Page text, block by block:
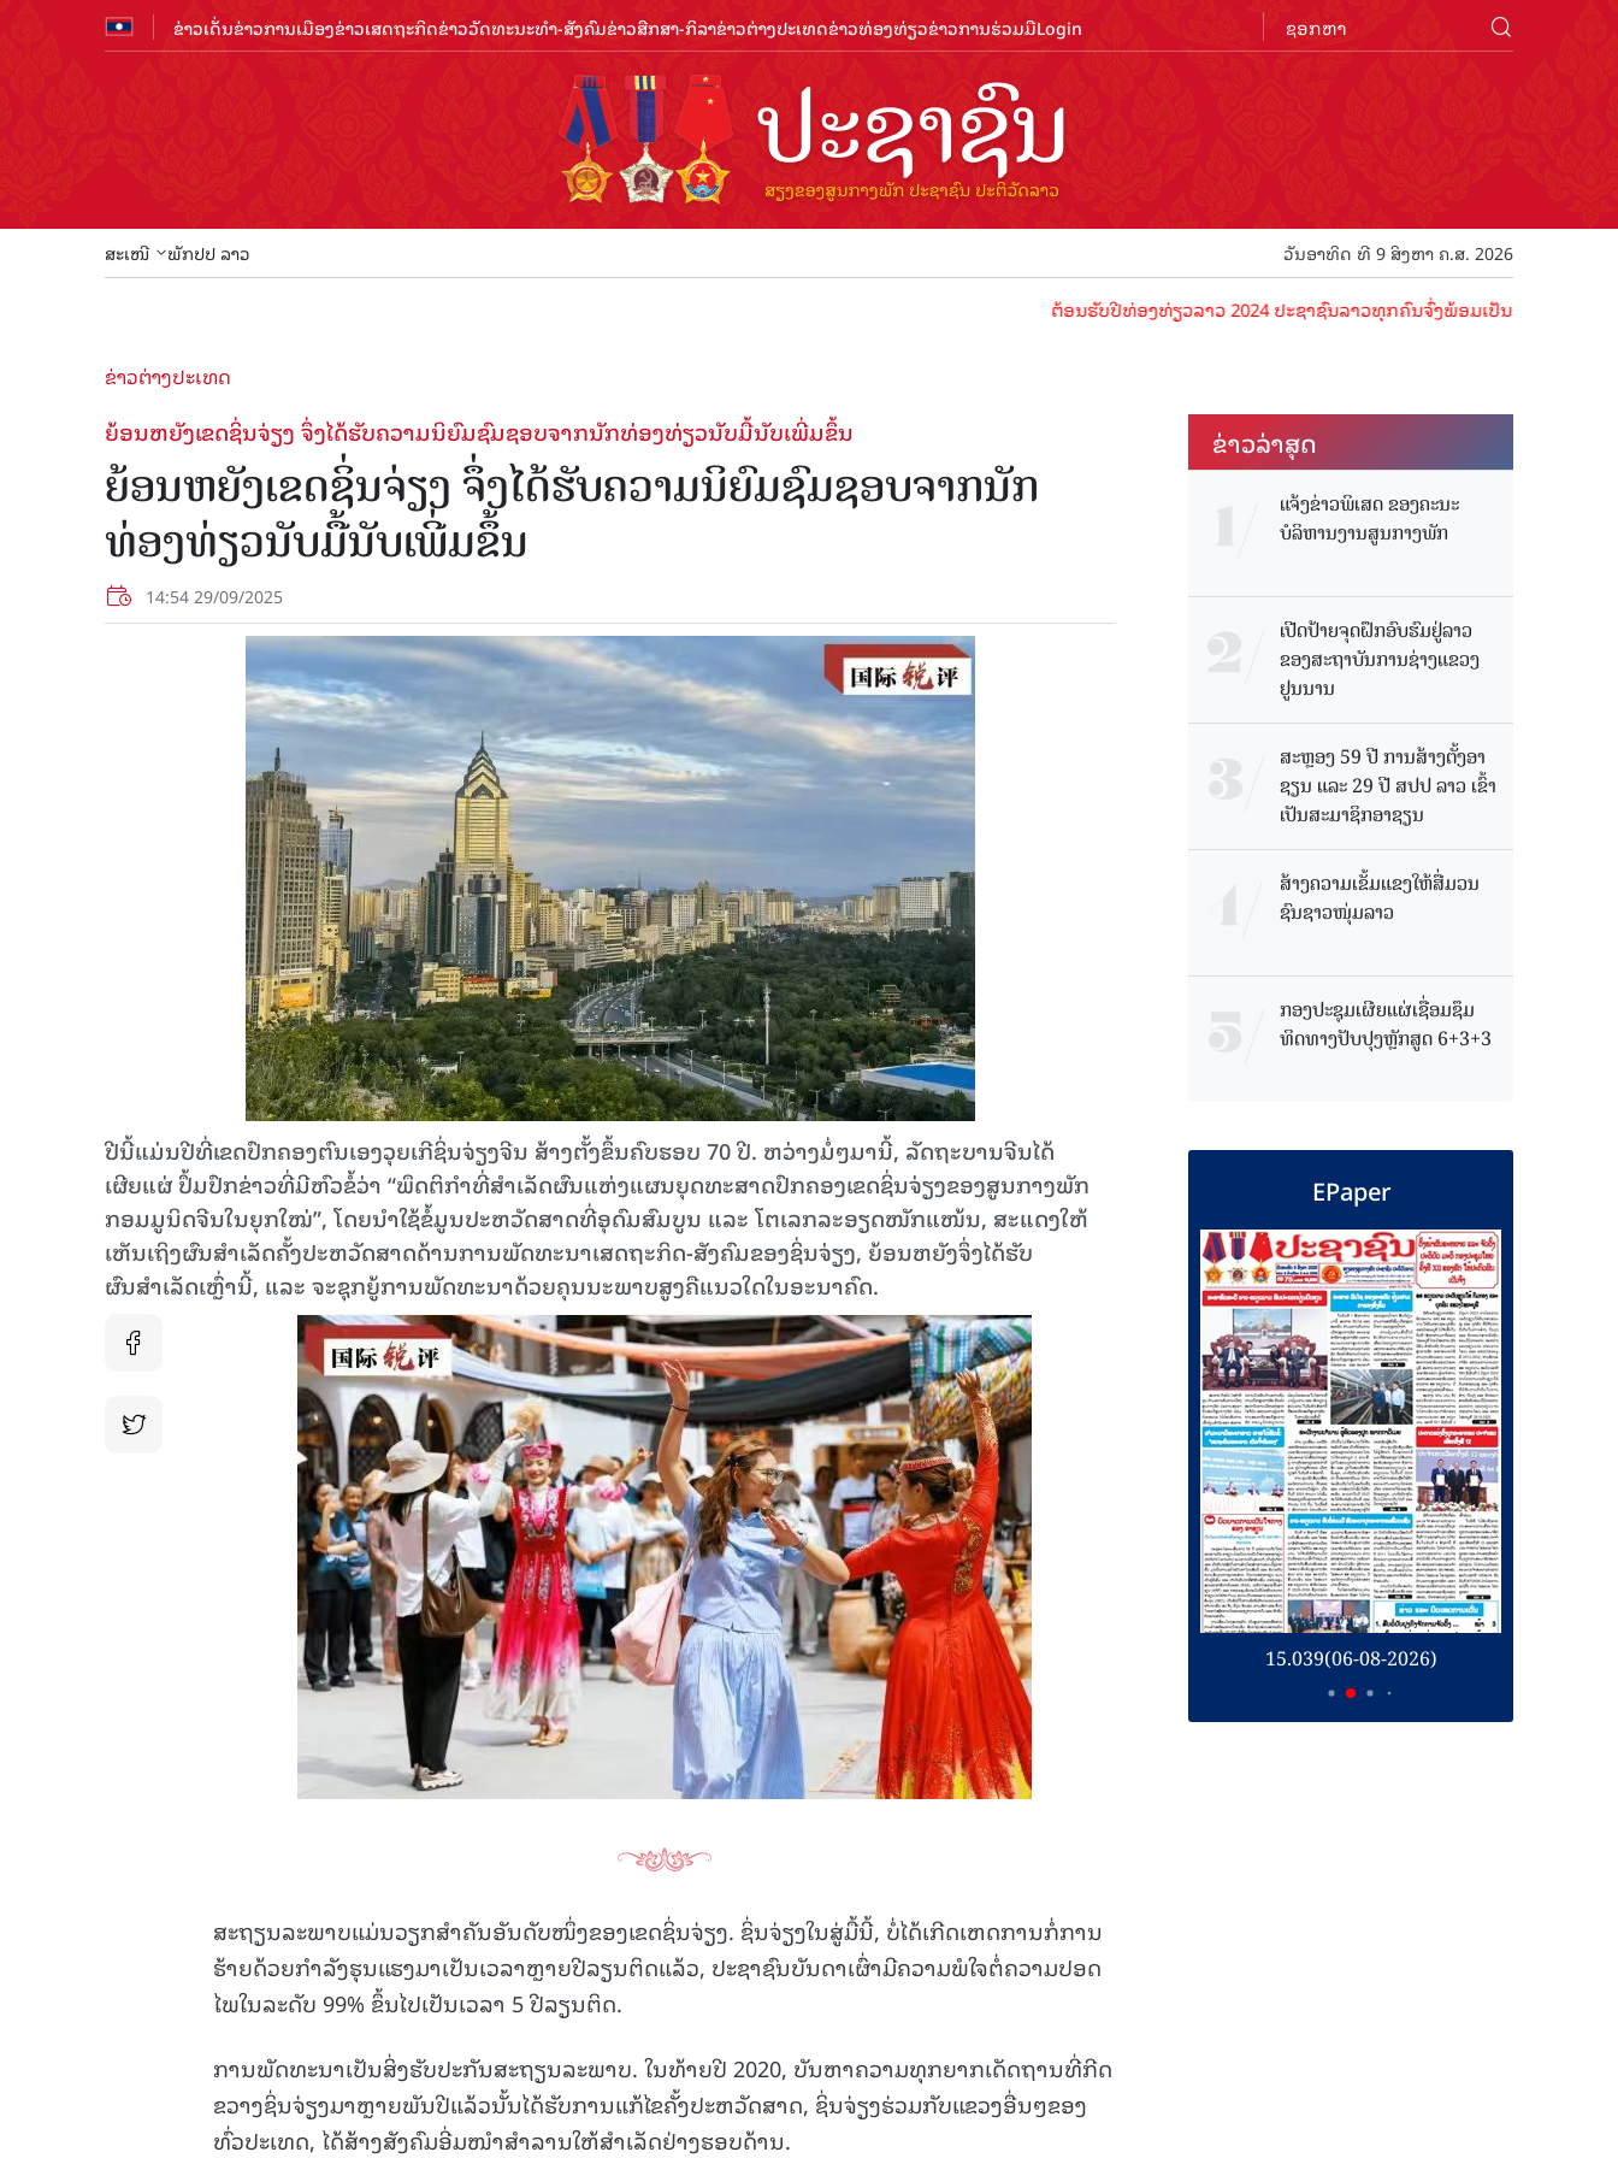
ຂ່າວເດັ່ນຂ່າວການເມືອງຂ່າວເສດຖະກິດຂ່າວວັດທະນະທຳ-ສັງຄົມຂ່າວສືກສາ-ກິລາຂ່າວຕ່າງປະເທດຂ່າວທ່ອງທ່ຽວຂ່າວການຮ່ວມມືLogin
ສະເໜີ ພັກປປ ລາວ ວັນອາທິດ ທີ 9 ສິງຫາ ຄ.ສ. 2026
ຕ້ອນຮັບປີທ່ອງທ່ຽວລາວ 2024 ປະຊາຊົນລາວທຸກຄົນຈົ່ງພ້ອມເປັນເຈົ້າພາບທີ່ດີ ຕ້ອນຮັ
ຂ່າວຕ່າງປະເທດ
ຍ້ອນ​ຫຍັງ​ເຂດ​ຊິ່ນ​ຈ່ຽງ ​ຈຶ່ງໄດ້​ຮັບ​ຄວາມ​ນິ​ຍົມ​ຊົມ​ຊອບ​ຈາກ​ນັກ​ທ່ອງ​ທ່ຽວ​ນັບ​ມື້​ນັບ​ເພີ່ມ​ຂຶ້ນ
ຍ້ອນ​ຫຍັງ​ເຂດ​ຊິ່ນ​ຈ່ຽງ ​ຈຶ່ງໄດ້​ຮັບ​ຄວາມ​ນິ​ຍົມ​ຊົມ​ຊອບ​ຈາກ​ນັກ​
ທ່ອງ​ທ່ຽວ​ນັບ​ມື້​ນັບ​ເພີ່ມ​ຂຶ້ນ
14:54 29/09/2025
ປີນີ້ແມ່ນປີທີ່ເຂດປົກຄອງຕົນເອງວຸຍເກີຊິ່ນຈ່ຽງຈີນ ສ້າງຕັ້ງຂຶ້ນຄົບຮອບ 70 ປີ. ຫວ່າງມໍ່ໆມານີ້, ລັດຖະບານຈີນໄດ້
ເຜີຍແຜ່ ປຶ້ມປົກຂ່າວທີ່ມີຫົວຂໍ້ວ່າ “ພຶດຕິກຳທີ່ສຳເລັດຜົນແຫ່ງແຜນຍຸດທະສາດປົກຄອງເຂດຊິ່ນຈ່ຽງຂອງສູນກາງພັກ
ກອມມູນິດຈີນໃນຍຸກໃໝ່”, ໂດຍນຳໃຊ້ຂໍ້ມູນປະຫວັດສາດທີ່ອຸດົມສົມບູນ ແລະ ໂຕເລກລະອຽດໜັກແໜ້ນ, ສະແດງໃຫ້
ເຫັນເຖິງຜົນສຳເລັດຄັ້ງປະຫວັດສາດດ້ານການພັດທະນາເສດຖະກິດ-ສັງຄົມຂອງຊິ່ນຈ່ຽງ, ຍ້ອນຫຍັງຈຶ່ງໄດ້ຮັບ
ຜົນສຳເລັດເຫຼົ່ານີ້, ແລະ ຈະຊຸກຍູ້ການພັດທະນາດ້ວຍຄຸນນະພາບສູງຄືແນວໃດໃນອະນາຄົດ.
ສະຖຽນລະພາບແມ່ນວຽກສຳຄັນອັນດັບໜຶ່ງຂອງເຂດຊິ່ນຈ່ຽງ. ຊິ່ນຈ່ຽງໃນສູ່ມື້ນີ້, ບໍ່ໄດ້ເກີດເຫດການກໍ່ການ
ຮ້າຍດ້ວຍກຳລັງຮຸນແຮງມາເປັນເວລາຫຼາຍປີລຽນຕິດແລ້ວ, ປະຊາຊົນບັນດາເຜົ່າມີຄວາມພໍໃຈຕໍ່ຄວາມປອດ
ໄພໃນລະດັບ 99% ຂຶ້ນໄປເປັນເວລາ 5 ປີລຽນຕິດ.
ການພັດທະນາເປັນສິ່ງຮັບປະກັນສະຖຽນລະພາບ. ໃນທ້າຍປີ 2020, ບັນຫາຄວາມທຸກຍາກເດັດຖານທີ່ກີດ
ຂວາງຊິ່ນຈ່ຽງມາຫຼາຍພັນປີແລ້ວນັ້ນໄດ້ຮັບການແກ້ໄຂຄັ້ງປະຫວັດສາດ, ຊິ່ນຈ່ຽງຮ່ວມກັບແຂວງອື່ນໆຂອງ
ທົ່ວປະເທດ, ໄດ້ສ້າງສັງຄົມອີ່ມໜຳສຳລານໃຫ້ສຳເລັດຢ່າງຮອບດ້ານ.
ຂ່າວ​ລ່າ​ສຸດ
ແຈ້ງຂ່າວພິເສດ ຂອງຄະນະ
ບໍລິຫານງານສູນກາງພັກ
ເປີດປ້າຍຈຸດຝຶກອົບຮົມຢູ່ລາວ
ຂອງສະຖາບັນການຊ່າງແຂວງ
ຢູນນານ
ສະຫຼອງ 59 ປີ ການສ້າງຕັ້ງອາ
ຊຽນ ແລະ 29 ປີ ສປປ ລາວ ເຂົ້າ
ເປັນສະມາຊິກອາຊຽນ
ສ້າງຄວາມເຂັ້ມແຂງໃຫ້ສື່ມວນ
ຊົນຊາວໜຸ່ມລາວ
ກອງປະຊຸມເຜີຍແຜ່ເຊື່ອມຊຶມ
ທິດທາງປັບປຸງຫຼັກສູດ 6+3+3
EPaper
15.040(07-08-2026) 15.039(06-08-2026)